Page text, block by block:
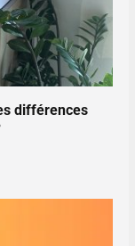
différences